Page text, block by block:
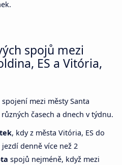
spojů mezi
ES a Vitória,
mezi městy Santa
časech a dnech v týdnu.
, kdy z města Vitória, ES do
denně více než 2
spojů nejméně, když mezi